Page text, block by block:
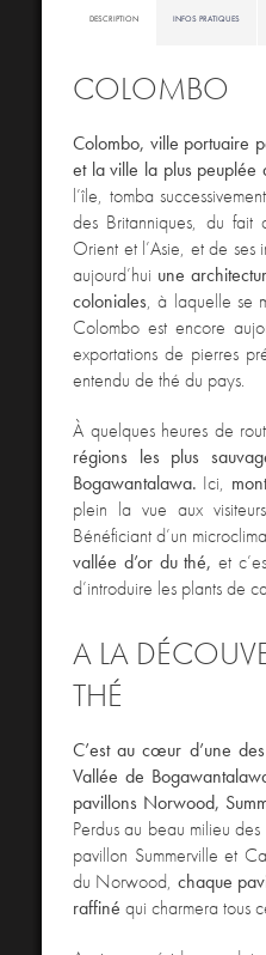
DESCRIPTION INFOS PRATIQUES
COLOMBO
Colombo, ville portuaire
et la ville la plus peuplée
l’île, tomba
des Britanniques, du fait
Orient et l’Asie, et de ses
aujourd’hui une
coloniales, à laquelle se
Colombo est encore
exportations de pierres
entendu de thé du pays.
À quelques heures de
régions les plus
Bogawantalawa. Ici,
plein la vue aux
Bénéficiant d’un
vallée d’or du thé, et
d’introduire les plants de
A LA
THÉ
C’est au cœur d’une
Vallée de
pavillons Norwood,
Perdus au beau milieu
pavillon Summerville et
du Norwood, chaque
raffiné qui charmera tous